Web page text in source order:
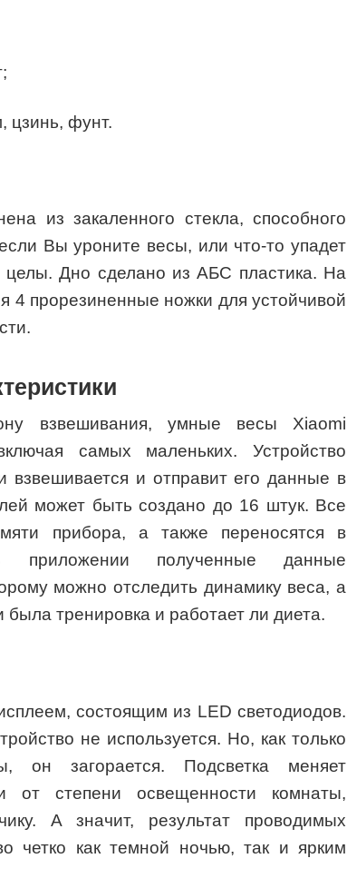
цзинь, фунт.
из закаленного стекла, способного
Вы уроните весы, или что-то упадет
целы. Дно сделано из АБС пластика. На
4 прорезиненные ножки для устойчивой
взвешивания, умные весы Xiaomi
самых маленьких. Устройство
взвешивается и отправит его данные в
может быть создано до 16 штук. Все
прибора, а также переносятся в
приложении полученные данные
можно отследить динамику веса, а
тренировка и работает ли диета.
состоящим из LED светодиодов.
не используется. Но, как только
он загорается. Подсветка меняет
от степени освещенности комнаты,
А значит, результат проводимых
четко как темной ночью, так и ярким